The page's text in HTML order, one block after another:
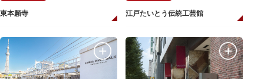
東本願寺 江戸たいとう伝統工芸館